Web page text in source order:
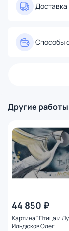
Доставка
Способы
Другие
44 850 ₽
Картина "Птица и
Ильдюков Олег